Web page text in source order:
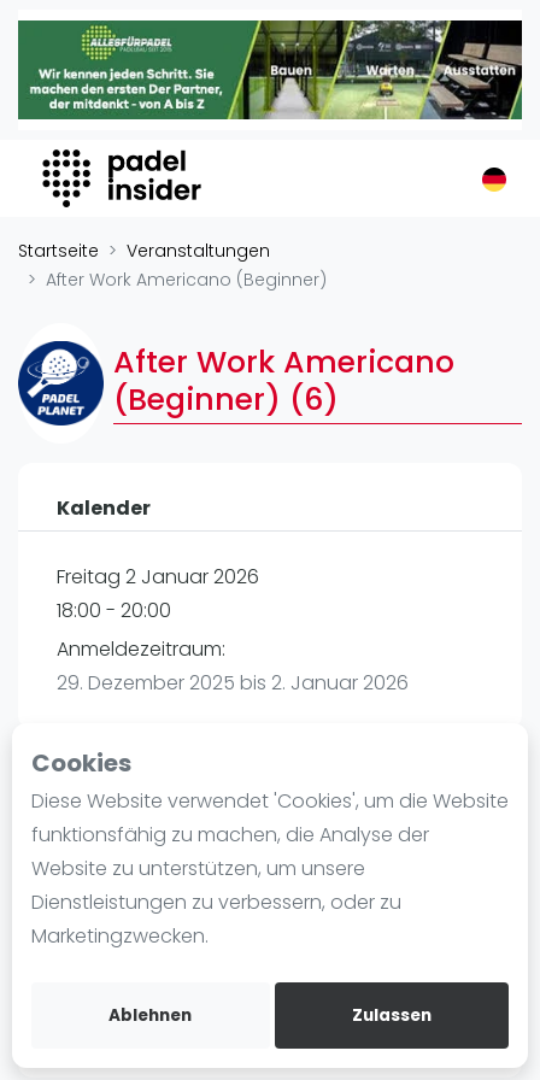
Cookies
Diese Website verwendet 'Cookies', um die Website
funktionsfähig zu machen, die Analyse der
Website zu unterstützen, um unsere
Dienstleistungen zu verbessern, oder zu
Marketingzwecken.
Ablehnen Zulassen
Padel Insider
Home
Organisationen
Buchungssysteme
Padel-Shops
Padel-Marken
Verschiedenes
Veranstaltungen
Playtomic
Ranking
Männer
Frauen
FIP Männer
Blog
Die Geschichte von Padel
Regeln und Punktzählung
Padel Schläge
Video
Startseite
Veranstaltungen
After Work Americano (Beginner)
After Work Americano
(Beginner) (6)
Kalender
Freitag 2 Januar 2026
18:00 - 20:00
Anmeldezeitraum:
29. Dezember 2025 bis 2. Januar 2026
Playtomic (Abgesagt))
Padel Planet | Schönebeck
Stadionstraße 19
39218Schönebeck
playtomic.io